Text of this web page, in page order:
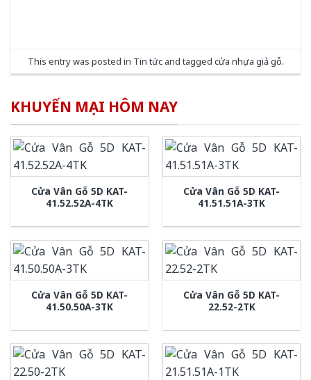
This entry was posted in Tin tứcand tagged cửa nhựa giả gỗ.
KHUYẾN MẠI HÔM NAY
Cửa Vân Gỗ 5D KAT-
41.52.52A-4TK
Cửa Vân Gỗ 5D KAT-
41.51.51A-3TK
Cửa Vân Gỗ 5D KAT-
41.50.50A-3TK
Cửa Vân Gỗ 5D KAT-
22.52-2TK